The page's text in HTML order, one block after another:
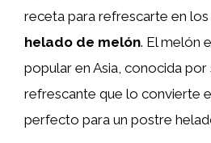
receta para refrescarte en los
helado de melón. El melón
popular en Asia, conocida
refrescante que lo convierte
perfecto para un postre